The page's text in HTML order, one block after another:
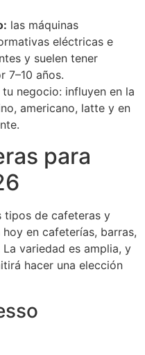
las máquinas
eléctricas e
y suelen tener
7–10 años.
negocio: influyen en la
americano, latte y en
para
tipos de cafeteras y
en cafeterías, barras,
variedad es amplia, y
hacer una elección